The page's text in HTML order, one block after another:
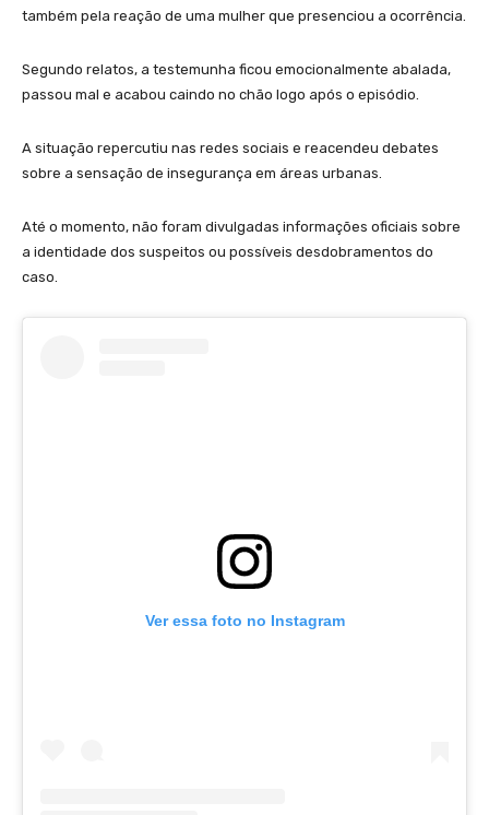
também pela reação de uma mulher que presenciou a ocorrência.
Segundo relatos, a testemunha ficou emocionalmente abalada,
passou mal e acabou caindo no chão logo após o episódio.
A situação repercutiu nas redes sociais e reacendeu debates
sobre a sensação de insegurança em áreas urbanas.
Até o momento, não foram divulgadas informações oficiais sobre
a identidade dos suspeitos ou possíveis desdobramentos do
caso.
Ver essa foto no Instagram